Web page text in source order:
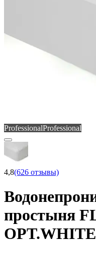
ProfessionalProfessional
4,8(626 отзывы)
простыня